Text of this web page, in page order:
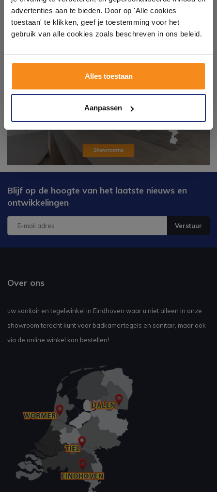
advertenties aan te bieden. Door op 'Alle cookies
toestaan' te klikken, geef je toestemming voor het
gebruik van alle cookies zoals beschreven in ons beleid.
Alles toestaan
Aanpassen
Blijf op de hoogte van het laatste nieuws en
ontwikkelingen
Verstuur
Over ons
uw sanitair en tegelwinkel in Eindhoven waar u niet alleen in onze
showroom terecht kunt voor badkamertegels en sanitair, maar ook
via de online winkel kan bestellen!
badkameropstellingen – van compact tot luxe. Onze
ervaren adviseurs helpen je persoonlijk, en je vindt
tegels & sanitair direct uit voorraad. Gratis parkeren
op eigen terrein.
Kom langs en ervaar zelf het verschil!